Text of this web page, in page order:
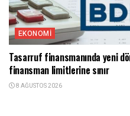
EKONOMI
Tasarruf finansmanında yeni
finansman limitlerine sınır
8 AĞUSTOS 2026